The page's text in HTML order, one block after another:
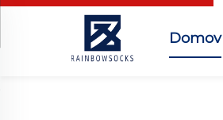
Domov